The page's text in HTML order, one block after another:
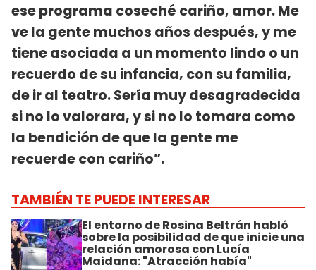
ese programa coseché cariño, amor. Me
ve la gente muchos años después, y me
tiene asociada a un momento lindo o un
recuerdo de su infancia, con su familia,
de ir al teatro. Sería muy desagradecida
si no lo valorara, y si no lo tomara como
la bendición de que la gente me
recuerde con cariño”.
TAMBIÉN TE PUEDE INTERESAR
El entorno de Rosina Beltrán habló
sobre la posibilidad de que inicie una
relación amorosa con Lucía
Maidana: "Atracción había"